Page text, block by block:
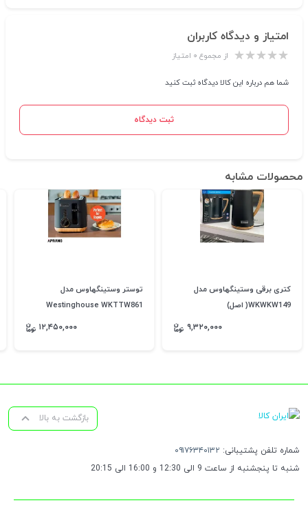
امتیاز و دیدگاه کاربران
از مجموع ۰ امتیاز
شما هم درباره این کالا دیدگاه ثبت کنید
ثبت دیدگاه
محصولات مشابه
کتری برقی وستینگهاوس مدل
WKWKW149( اصل)
۹,۳۲۰,۰۰۰
توستر وستینگهاوس مدل
Westinghouse WKTTW861
۱۲,۴۵۰,۰۰۰
بازگشت به بالا
شماره تلفن پشتیبانی: ۰۹۱۷۶۳۴۰۱۳۲
شنبه تا پنجشنبه از ساعت 9 الی 12:30 و 16:00 الی 20:15